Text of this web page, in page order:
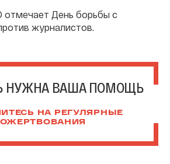
День борьбы с
журналистов.
НУЖНА ВАША ПОМОЩЬ
НА РЕГУЛЯРНЫЕ